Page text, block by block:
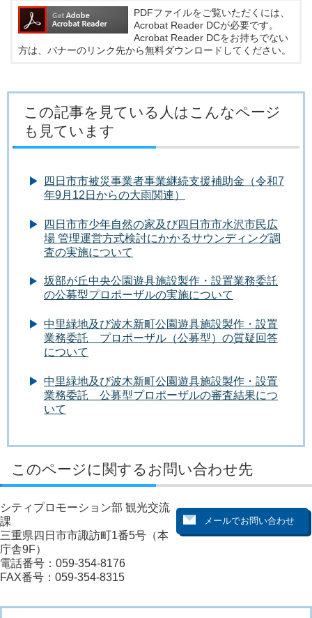
PDFファイルをご覧いただくには、
Acrobat Reader DCが必要です。
Acrobat Reader DCをお持ちでない
方は、バナーのリンク先から無料ダウンロードしてください。
この記事を見ている人はこんなページ
も見ています
四日市市被災事業者事業継続支援補助金（令和7
年9月12日からの大雨関連）
四日市市少年自然の家及び四日市市水沢市民広
場 管理運営方式検討にかかるサウンディング調
査の実施について
坂部が丘中央公園遊具施設製作・設置業務委託
の公募型プロポーザルの実施について
中里緑地及び波木新町公園遊具施設製作・設置
業務委託 プロポーザル（公募型）の質疑回答
について
中里緑地及び波木新町公園遊具施設製作・設置
業務委託 公募型プロポーザルの審査結果につ
いて
このページに関するお問い合わせ先
シティプロモーション部 観光交流
課
三重県四日市市諏訪町1番5号（本
庁舎9F）
電話番号：059-354-8176
FAX番号：059-354-8315